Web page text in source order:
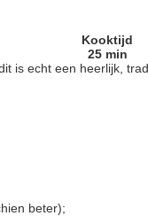
Kooktijd
25 min
is echt een heerlijk,
beter);